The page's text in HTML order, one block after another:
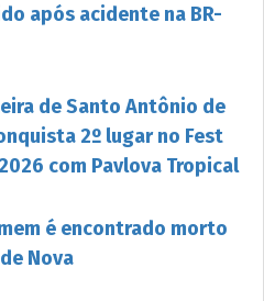
após acidente na BR-
de Santo Antônio de
2º lugar no Fest
com Pavlova Tropical
é encontrado morto
Nova